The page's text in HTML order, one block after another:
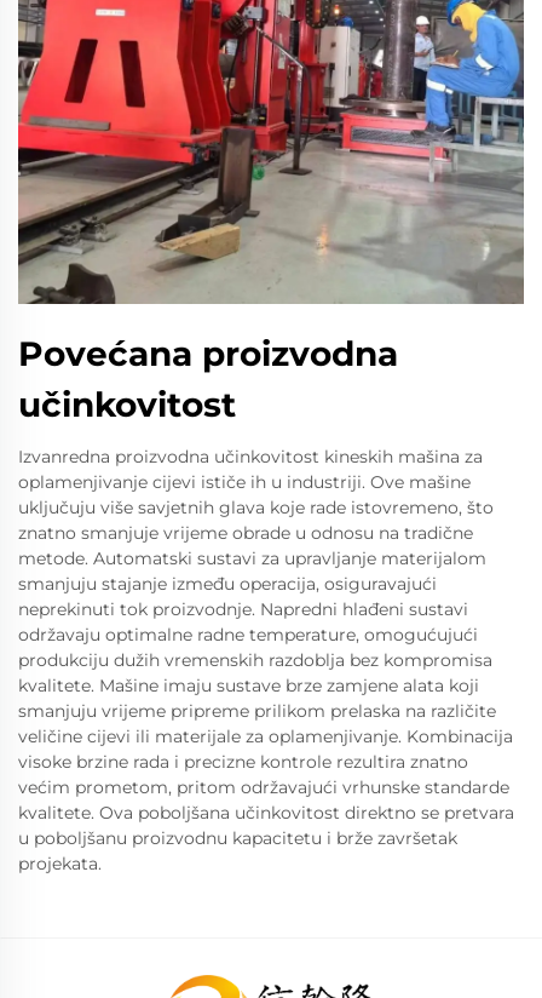
Povećana proizvodna
učinkovitost
Izvanredna proizvodna učinkovitost kineskih mašina za
oplamenjivanje cijevi ističe ih u industriji. Ove mašine
uključuju više savjetnih glava koje rade istovremeno, što
znatno smanjuje vrijeme obrade u odnosu na tradične
metode. Automatski sustavi za upravljanje materijalom
smanjuju stajanje između operacija, osiguravajući
neprekinuti tok proizvodnje. Napredni hlađeni sustavi
održavaju optimalne radne temperature, omogućujući
produkciju dužih vremenskih razdoblja bez kompromisa
kvalitete. Mašine imaju sustave brze zamjene alata koji
smanjuju vrijeme pripreme prilikom prelaska na različite
veličine cijevi ili materijale za oplamenjivanje. Kombinacija
visoke brzine rada i precizne kontrole rezultira znatno
većim prometom, pritom održavajući vrhunske standarde
kvalitete. Ova poboljšana učinkovitost direktno se pretvara
u poboljšanu proizvodnu kapacitetu i brže završetak
projekata.